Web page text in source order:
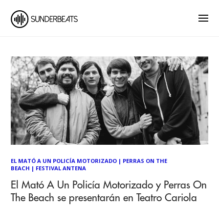
EL MATÓ A UN POLICÍA MOTORIZADO | PERRAS ON THE
BEACH | FESTIVAL ANTENA
El Mató A Un Policía Motorizado y Perras On
The Beach se presentarán en Teatro Cariola